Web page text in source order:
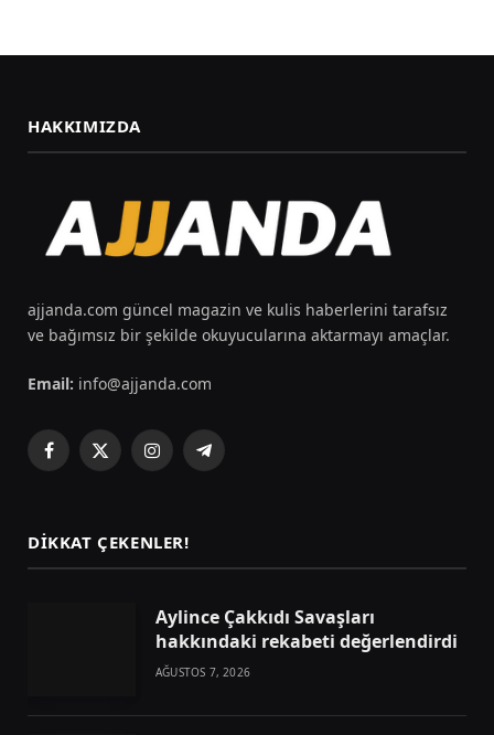
HAKKIMIZDA
ajjanda.com güncel magazin ve kulis haberlerini tarafsız
ve bağımsız bir şekilde okuyucularına aktarmayı amaçlar.
Email: info@ajjanda.com
Facebook
X
InstagramTelegram
DIKKAT ÇEKENLER!
Aylince Çakkıdı Savaşları
hakkındaki rekabeti değerlendirdi
AĞUSTOS 7, 2026